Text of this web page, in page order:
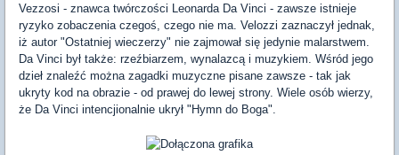
Vezzosi - znawca twórczości Leonarda Da Vinci - zawsze istnieje
ryzyko zobaczenia czegoś, czego nie ma. Velozzi zaznaczył jednak,
iż autor "Ostatniej wieczerzy" nie zajmował się jedynie malarstwem.
Da Vinci był także: rzeźbiarzem, wynalazcą i muzykiem. Wśród jego
dzieł znaleźć można zagadki muzyczne pisane zawsze - tak jak
ukryty kod na obrazie - od prawej do lewej strony. Wiele osób wierzy,
że Da Vinci intencjionalnie ukrył "Hymn do Boga".